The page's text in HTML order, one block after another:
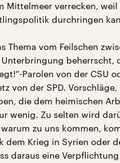
Mittelmeer verrecken,
durchringen
Thema vom Feilschen
beherrscht,
Parolen von der CSU
von der SPD.
die dem heimischen
wenig. Zu selten wird
zu uns kommen,
dem Krieg in Syrien oder
daraus eine